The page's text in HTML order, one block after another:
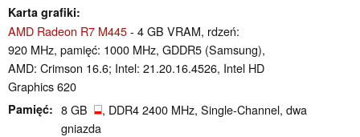
Karta grafiki
AMD Radeon R7 M445- 4 GB VRAM, rdzeń:
920 MHz, pamięć: 1000 MHz, GDDR5 (Samsung),
AMD: Crimson 16.6; Intel: 21.20.16.4526, Intel HD
Graphics 620
Pamięć 8 GB
, DDR4 2400 MHz, Single-Channel, dwa
gniazda